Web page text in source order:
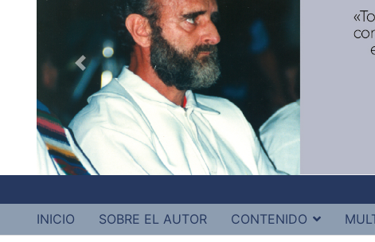
INICIO SOBRE EL AUTOR CONTENIDO